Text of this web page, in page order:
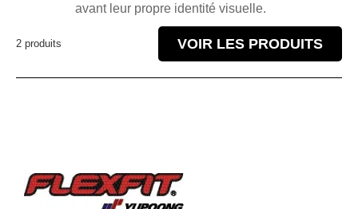
avant leur propre identité visuelle.
2 produits VOIR LES PRODUITS